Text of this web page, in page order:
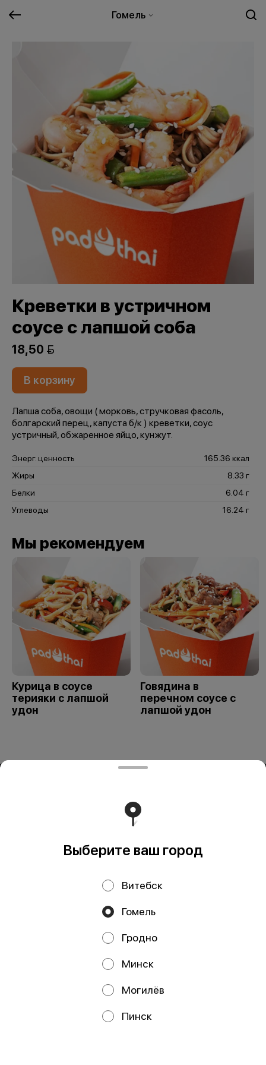
Гомель
Креветки в устричном
соусе с лапшой соба
18,50 
В корзину
Лапша соба, овощи ( морковь, стручковая фасоль,
болгарский перец, капуста б/к ) креветки, соус
устричный, обжаренное яйцо, кунжут.
Энерг. ценность
165.36 ккал
Жиры
8.33 г
Белки
6.04 г
Углеводы
16.24 г
Мы рекомендуем
Курица в соусе
терияки с лапшой
удон
Говядина в
перечном соусе с
лапшой удон
пом. 3-3 УНП 491388853 Свидетельство выдано
Гомельским городским исполнительным комитетом 8
Публичная оферта
Выберите ваш город
Витебск
Гомель
Гродно
Минск
Могилёв
Пинск